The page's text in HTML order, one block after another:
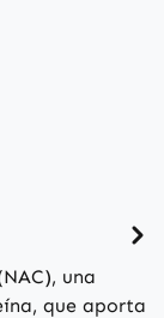
una
que aporta